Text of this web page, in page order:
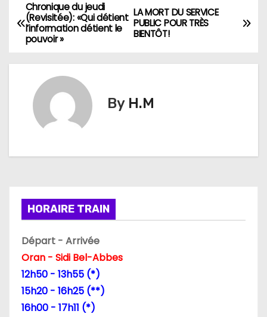
N
a
v
t
o
n
d
e
LA MORT DU SERVICE
PUBLIC POUR TRÈS
BIENTÔT!
Chronique du jeudi
(Revisitée): «Qui détient
l’information détient le
pouvoir »
By H.M
HORAIRE TRAIN
Départ - Arrivée
Oran - Sidi Bel-Abbes
12h50 - 13h55 (*)
15h20 - 16h25 (**)
16h00 - 17h11 (*)